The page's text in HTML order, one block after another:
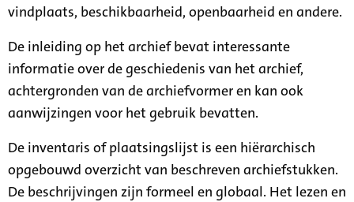
vindplaats, beschikbaarheid, openbaarheid en andere.
De inleiding op het archief bevat interessante
informatie over de geschiedenis van het archief,
achtergronden van de archiefvormer en kan ook
aanwijzingen voor het gebruik bevatten.
De inventaris of plaatsingslijst is een hiërarchisch
opgebouwd overzicht van beschreven archiefstukken.
De beschrijvingen zijn formeel en globaal. Het lezen en